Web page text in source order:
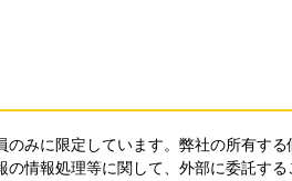
みに限定しています。弊社の所有する
情報処理等に関して、外部に委託する